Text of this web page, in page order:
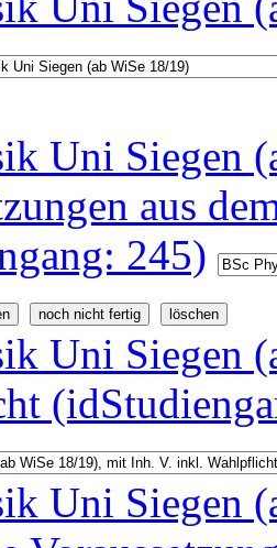
Uni Siegen
aus
245)
Uni Siegen
Uni Siegen